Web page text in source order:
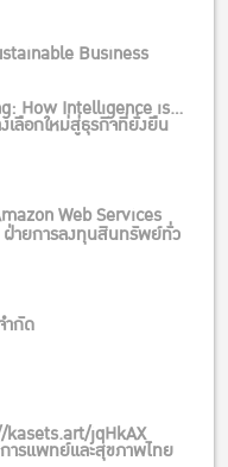
Business
เลือกใหม่สู่ธุรกิจที่ยั่งยืน
How Intelligence is
Web Services
ฝ่ายการลงทุนสินทรัพย์ทั่ว
ำกัด
ารแพทย์และสุขภาพไทย
jqHkAX